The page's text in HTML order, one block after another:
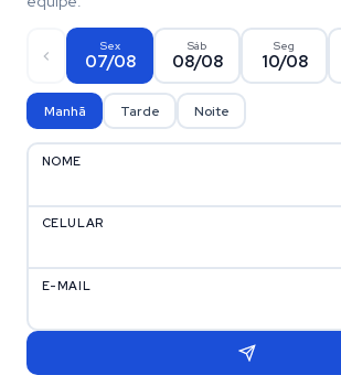
Sex
07/08
Sáb
08/08
Seg
10/08
Manhã Tarde Noite
NOME
CELULAR
E-MAIL